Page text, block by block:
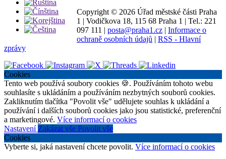
Copyright © 2026 Úřad městské části Praha
1 | Vodičkova 18, 115 68 Praha 1 | Tel.: 221
097 111 | posta@praha1.cz | Informace o
ochraně osobních údajů | RSS - Hlavní
zprávy
Cookies
Tento web používá soubory cookies 🍪. Používáním tohoto webu
souhlasíte s ukládáním a používáním nezbytných souborů cookies.
Zakliknutím tlačítka "Povolit vše" udělujete souhlas k ukládání a
používání i dalších souborů cookies jako jsou statistické, preferenční
a marketingové. Více informací o cookies
Nastavení Zakázat vše Povolit vše
Cookies
Vyberte si, jaká nastavení chcete povolit. Více informací o cookies